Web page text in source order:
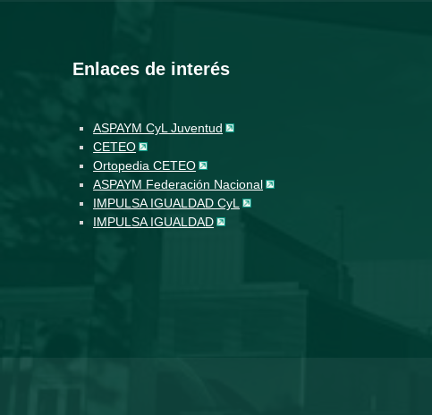
Enlaces de interés
ASPAYM CyL Juventud
CETEO
Ortopedia CETEO
ASPAYM Federación Nacional
IMPULSA IGUALDAD CyL
IMPULSA IGUALDAD